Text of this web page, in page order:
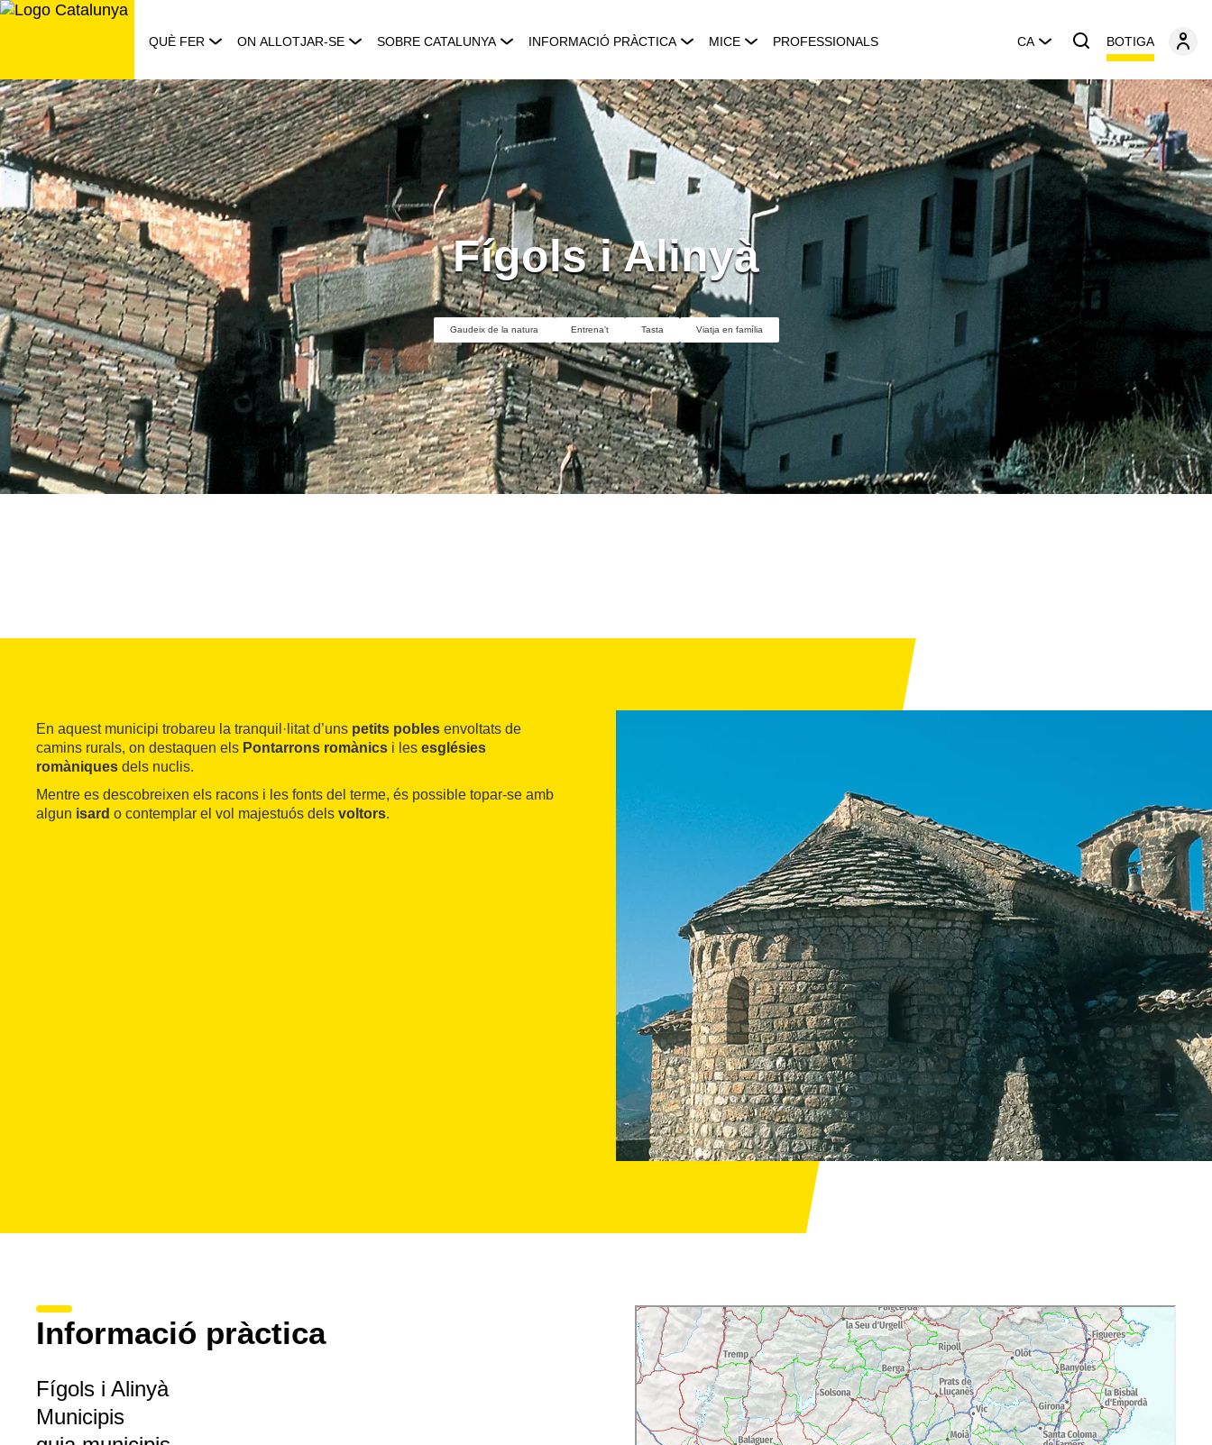
Saltar
QUÈ FER ON ALLOTJAR-SE SOBRE CATALUNYA INFORMACIÓ PRÀCTICA MICE PROFESSIONALS CA BOTIGA
Fígols i Alinyà
Gaudeix de la natura Entrena't Tasta Viatja en família
En aquest municipi trobareu la tranquil·litat d’uns petits pobles envoltats de
camins rurals, on destaquen els Pontarrons romànics i les esglésies
romàniques dels nuclis.
Mentre es descobreixen els racons i les fonts del terme, és possible topar-se amb
algun isard o contemplar el vol majestuós dels voltors.
Informació pràctica
Fígols i Alinyà
Municipis